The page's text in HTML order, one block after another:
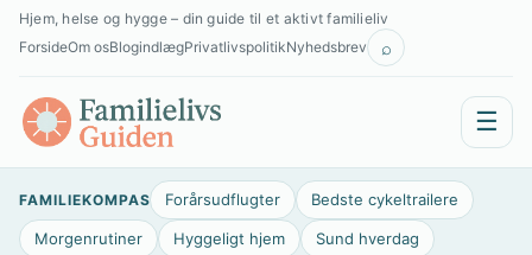
Spring
Hjem, helse og hygge – din guide til et aktivt familieliv
ForsideOm osBlogindlægPrivatlivspolitikNyhedsbrev ⌕
☰
FAMILIEKOMPAS Forårsudflugter Bedste cykeltrailere
Morgenrutiner Hyggeligt hjem Sund hverdag